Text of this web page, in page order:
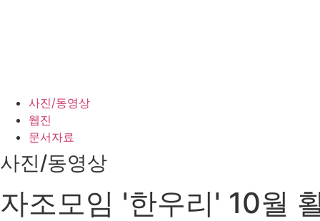
사진/동영상
웹진
문서자료
사진/동영상
자조모임 '한우리' 10월